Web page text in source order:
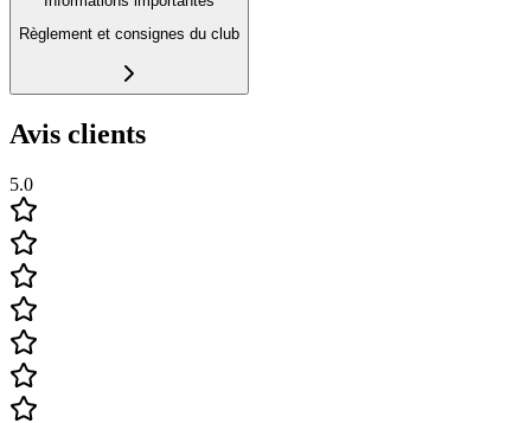
Règlement et consignes du club
Avis clients
5.0